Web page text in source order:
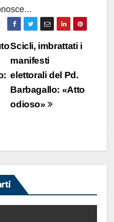
Scicli, imbrattati i
manifesti
elettorali del Pd.
Barbagallo: «Atto
odioso»